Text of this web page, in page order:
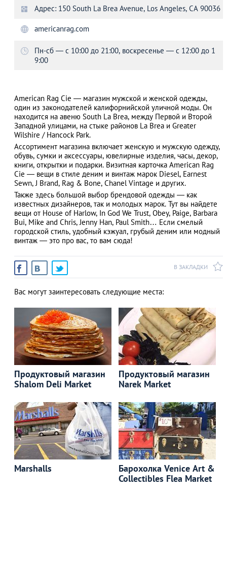
АЗАД
Адрес: 150 South La Brea Avenue, Los Angeles, CA 90036
americanrag.com
Пн-сб ― с 10:00 до 21:00, воскресенье ― с 12:00 до 1
9:00
American Rag Cie ― магазин мужской и женской одежды,
один из законодателей калифорнийской уличной моды. Он
находится на авеню South La Brea, между Первой и Второй
Западной улицами, на стыке районов La Brea и Greater
Wilshire / Hancock Park.
Ассортимент магазина включает женскую и мужскую одежду,
обувь, сумки и аксессуары, ювелирные изделия, часы, декор,
книги, открытки и подарки. Визитная карточка American Rag
Cie ― вещи в стиле деним и винтаж марок Diesel, Earnest
Sewn, J Brand, Rag & Bone, Chanel Vintage и других.
Также здесь большой выбор брендовой одежды ― как
известных дизайнеров, так и молодых марок. Тут вы найдете
вещи от House of Harlow, In God We Trust, Obey, Paige, Barbara
Bui, Mike and Chris, Jenny Han, Paul Smith… Если смелый
городской стиль, удобный кэжуал, грубый деним или модный
винтаж ― это про вас, то вам сюда!
В ЗАКЛАДКИ
Вас могут заинтересовать следующие места:
Продуктовый магазин
Shalom Deli Market
Продуктовый магазин
Narek Market
Marshalls
Барохолка Venice Art &
Collectibles Flea Market